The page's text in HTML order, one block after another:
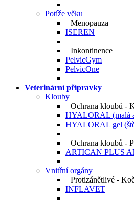
Potíže věku
Menopauza
ISEREN
Inkontinence
PelvicGym
PelvicOne
Veterinární přípravky
Klouby
Ochrana kloubů -
HYALORAL (malá
HYALORAL gel
Ochrana kloubů -
ARTICAN PLUS
Vnitřní orgány
Protizánětlivé -
INFLAVET